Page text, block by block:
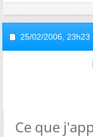
25/02/2006, 23h23
Ce que